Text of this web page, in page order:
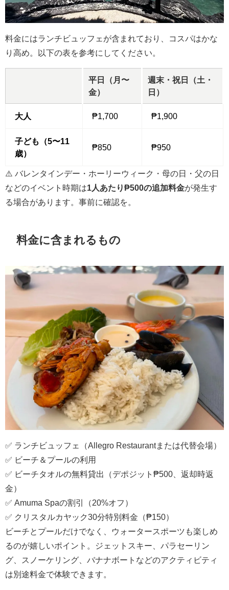
料金にはランチビュッフェが含まれており、コスパはかな
り高め。以下の表を参考にしてください。
平日（月〜
金）
週末・祝日（土・
日）
大人 ₱1,700 ₱1,900
子ども（5〜11
歳）
₱850 ₱950
⚠️ バレンタインデー・ホーリーウィーク・母の日・父の日
などのイベント時期は1人あたり₱500の追加料金が発生す
る場合があります。事前に確認を。
料金に含まれるもの
✅ ランチビュッフェ（Allegro Restaurantまたは代替会場）
✅ ビーチ＆プールの利用
✅ ビーチタオルの無料貸出（デポジット₱500、返却時返
金）
✅ Amuma Spaの割引（20%オフ）
✅ クリスタルカヤック30分特別料金（₱150）
ビーチとプールだけでなく、ウォータースポーツも楽しめ
るのが嬉しいポイント。ジェットスキー、パラセーリン
グ、スノーケリング、バナナボートなどのアクティビティ
は別途料金で体験できます。